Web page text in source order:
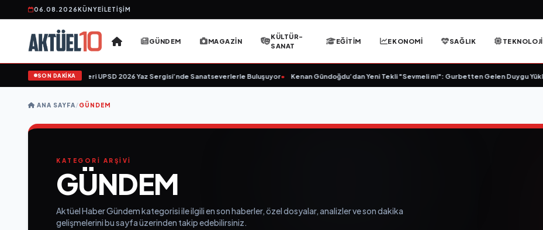
06.08.2026KÜNYEİLETIŞIM
GÜNDEM MAGAZIN
KÜLTÜR-
SANAT
EĞITIM EKONOMI SAĞLIK TEKNOLOJI
SON DAKİKA
"Tekâmül" Eseri UPSD 2026 Yaz Sergisi’nde Sanatseverlerle Buluşuyor• Kenan Gündoğdu’dan Yeni Tekli "Sevmeli mi": Gurbetten Gelen Duygu Yüklü Şarkı•
ANA SAYFA/GÜNDEM
KATEGORİ ARŞİVİ
GÜNDEM
Aktüel Haber Gündem kategorisi ile ilgili en son haberler, özel dosyalar, analizler ve son dakika
gelişmelerini bu sayfa üzerinden takip edebilirsiniz.